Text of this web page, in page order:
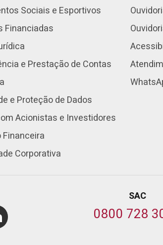
Sociais e Esportivos
Financiadas
e Prestação de Contas
e Proteção de Dados
Acionistas e Investidores
Financeira
Corporativa
SAC
0800 728